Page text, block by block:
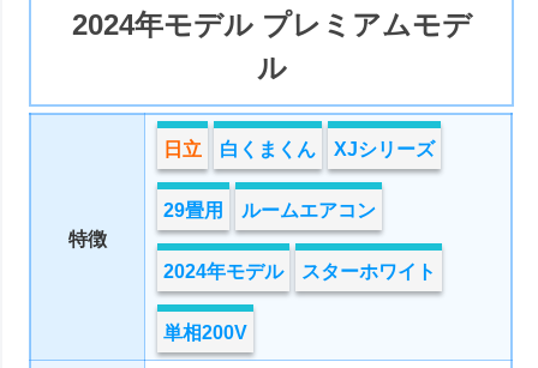
2024年モデル プレミアムモデ
ル
特徴
日立 白くまくん XJシリーズ
29畳用 ルームエアコン
2024年モデル スターホワイト
単相200V